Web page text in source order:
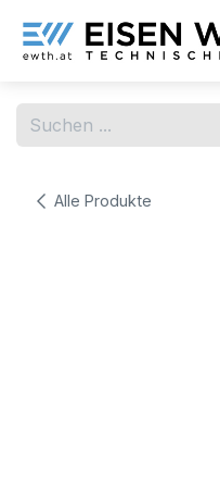
Alle Produkte